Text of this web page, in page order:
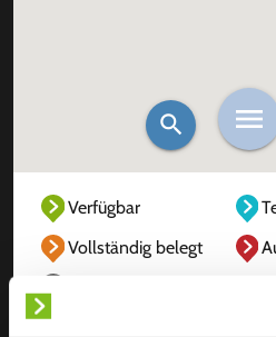
Verfügbar
Vollständig belegt